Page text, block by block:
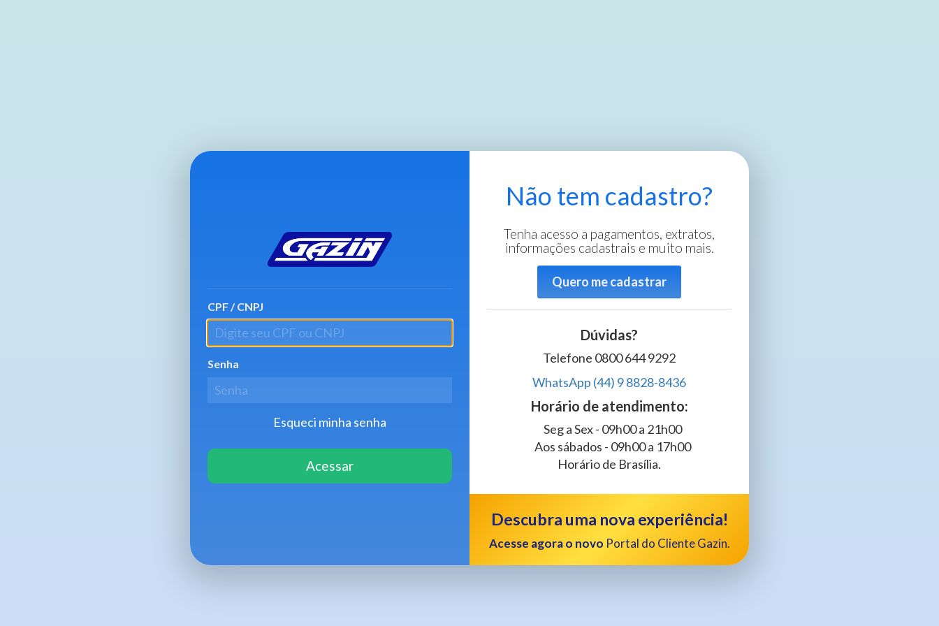
CPF / CNPJ
Senha
Esqueci minha senha
Acessar
Não tem cadastro?
Tenha acesso a pagamentos, extratos,
informações cadastrais e muito mais.
Quero me cadastrar
Dúvidas?
Telefone 0800 644 9292
WhatsApp (44) 9 8828-8436
Horário de atendimento:
Seg a Sex - 09h00 a 21h00
Aos sábados - 09h00 a 17h00
Horário de Brasília.
Descubra uma nova experiência!
Acesse agora o novo Portal do Cliente Gazin.